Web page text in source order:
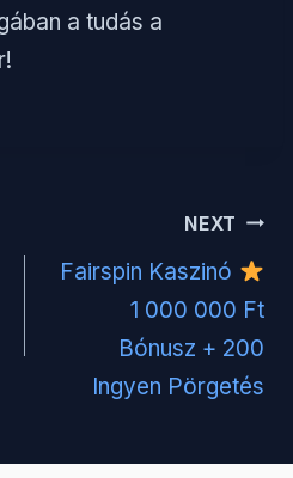
a tudás a
NEXT
Fairspin Kaszinó
1 000 000 Ft
Bónusz + 200
Ingyen Pörgetés